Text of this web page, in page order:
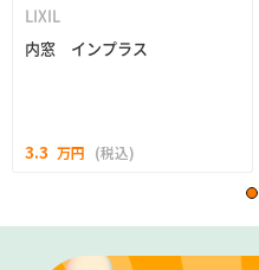
LIXIL
内窓 インプラス
3.3 万円 (税込)